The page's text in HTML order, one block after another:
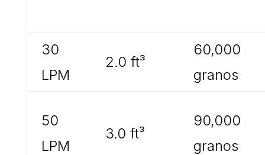
30
LPM
2.0 ft³
60,000
granos
50
LPM
3.0 ft³
90,000
granos